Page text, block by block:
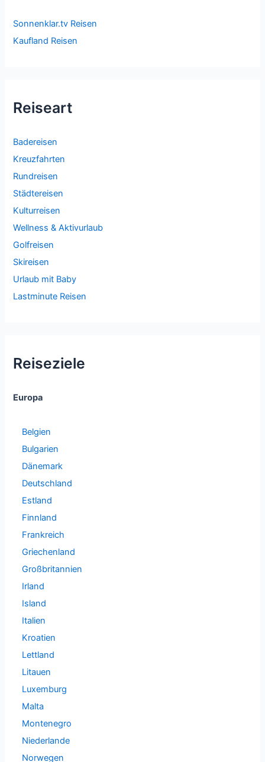
Sonnenklar.tv Reisen
Kaufland Reisen
Reiseart
Badereisen
Kreuzfahrten
Rundreisen
Städtereisen
Kulturreisen
Wellness & Aktivurlaub
Golfreisen
Skireisen
Urlaub mit Baby
Lastminute Reisen
Reiseziele
Europa
Belgien
Bulgarien
Dänemark
Deutschland
Estland
Finnland
Frankreich
Griechenland
Großbritannien
Irland
Island
Italien
Kroatien
Lettland
Litauen
Luxemburg
Malta
Montenegro
Niederlande
Norwegen